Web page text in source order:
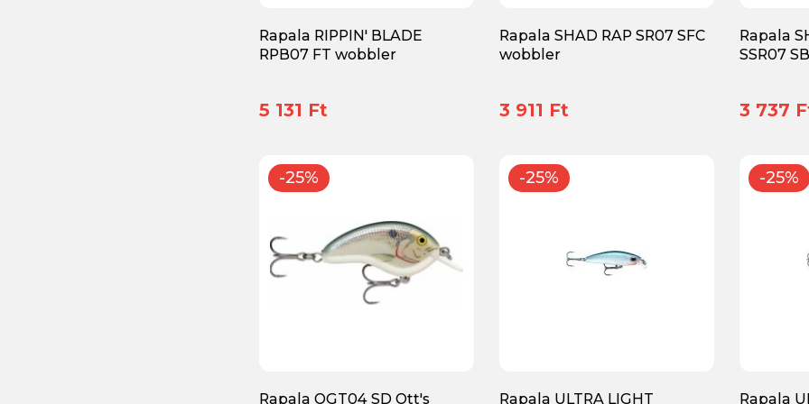
Rapala RIPPIN' BLADE
RPB07 FT wobbler
5 131 Ft
Rapala SHAD RAP SR07 SFC
wobbler
3 911 Ft
Rapala
SSR07
3 737
-25%
Rapala OGT04 SD Ott's
-25%
Rapala ULTRA LIGHT
-25%
Rapala